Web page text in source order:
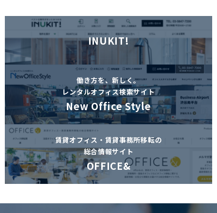
INUKIT!
働き方を、新しく。
レンタルオフィス検索サイト
New Office Style
賃貸オフィス・賃貸事務所移転の
総合情報サイト
OFFICE&